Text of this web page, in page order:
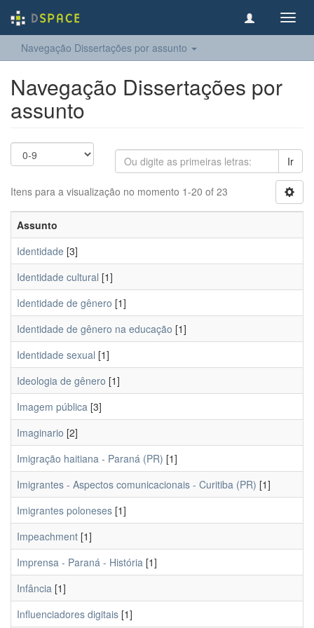
Navegação Dissertações por assunto
Navegação Dissertações por
assunto
Ir
Itens para a visualização no momento 1-20 of 23
Assunto
Identidade [3]
Identidade cultural [1]
Identidade de gênero [1]
Identidade de gênero na educação [1]
Identidade sexual [1]
Ideologia de gênero [1]
Imagem pública [3]
Imaginario [2]
Imigração haitiana - Paraná (PR) [1]
Imigrantes - Aspectos comunicacionais - Curitiba (PR) [1]
Imigrantes poloneses [1]
Impeachment [1]
Imprensa - Paraná - História [1]
Infância [1]
Influenciadores digitais [1]